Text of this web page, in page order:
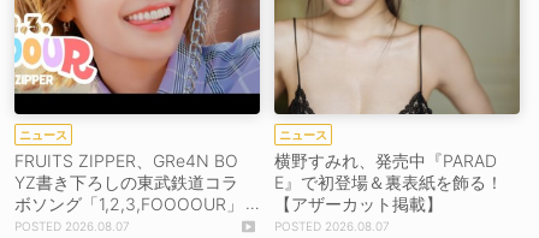
ニュース
FRUITS ZIPPER、GRe4N BO
YZ書き下ろしの東武鉄道コラ
ボソング「1,2,3,FOOOOUR」
をリリース＆MV公開！
2026.08.07
ニュース
横野すみれ、発売中『PARAD
E』で初登場＆裏表紙を飾る！
【アザーカット掲載】
2026.08.07